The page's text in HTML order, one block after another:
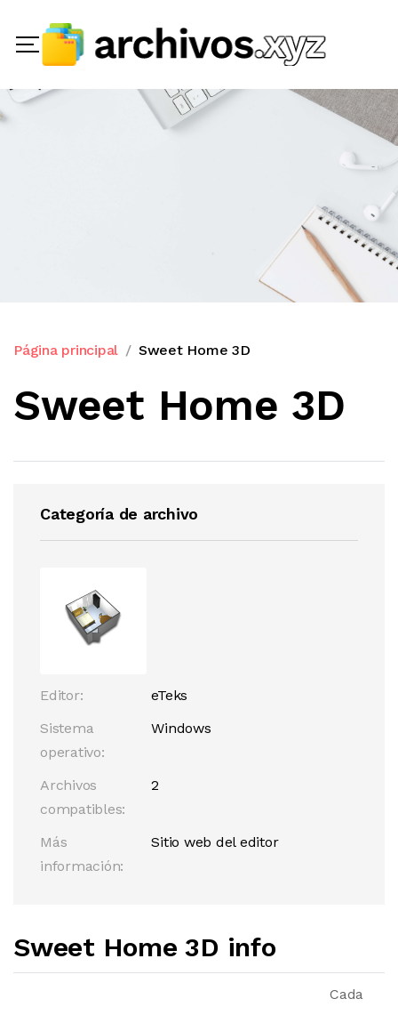
Página principal Sweet Home 3D
Sweet Home 3D
Categoría de archivo
Editor:
eTeks
Sistema
operativo:
Windows
Archivos
compatibles:
2
Más
información:
Sitio web del editor
Sweet Home 3D info
Cada